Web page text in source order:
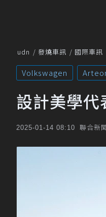
udn 發燒車訊 國際車訊
Volkswagen
設計美學
2025-01-14 08:10 聯合新